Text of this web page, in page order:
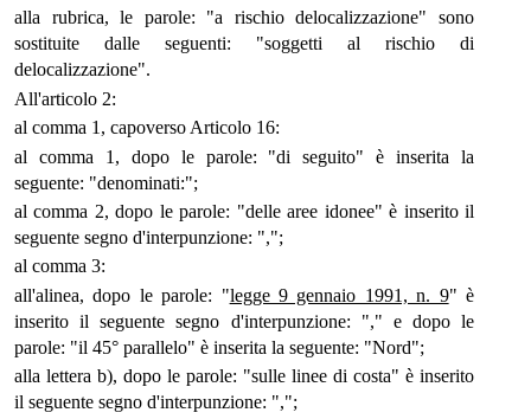
alla rubrica, le parole: "a rischio delocalizzazione" sono
sostituite dalle seguenti: "soggetti al rischio di
delocalizzazione".
All'articolo 2:
al comma 1, capoverso Articolo 16:
al comma 1, dopo le parole: "di seguito" è inserita la
seguente: "denominati:";
al comma 2, dopo le parole: "delle aree idonee" è inserito il
seguente segno d'interpunzione: ",";
al comma 3:
all'alinea, dopo le parole: "legge 9 gennaio 1991, n. 9" è
inserito il seguente segno d'interpunzione: "," e dopo le
parole: "il 45° parallelo" è inserita la seguente: "Nord";
alla lettera b), dopo le parole: "sulle linee di costa" è inserito
il seguente segno d'interpunzione: ",";